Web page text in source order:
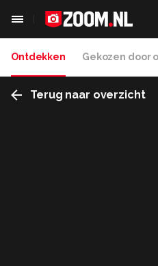
Ontdekken Gekozen door
Terug naar overzicht